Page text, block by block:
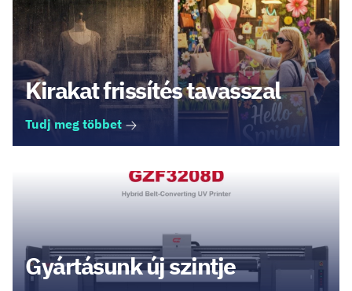
Kirakat frissítés tavasszal
Tudj meg többet
Gyártásunk új szintje